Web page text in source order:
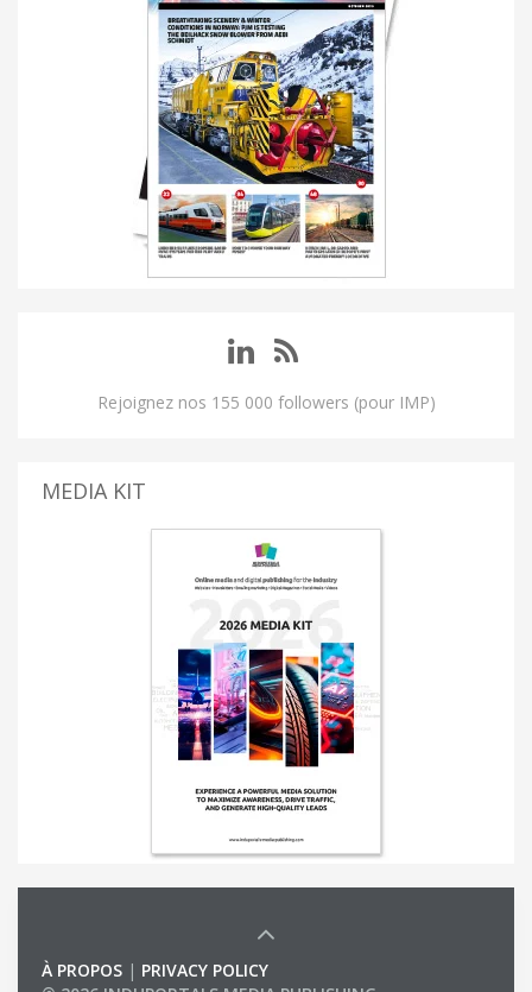
Rejoignez nos 155 000 followers (pour IMP)
MEDIA KIT
À PROPOS | PRIVACY POLICY